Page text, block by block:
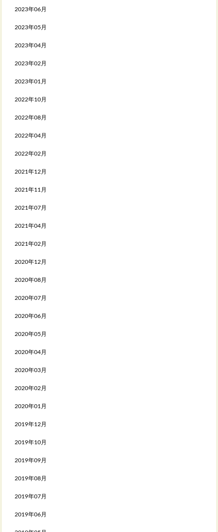
2023年06月
2023年05月
2023年04月
2023年02月
2023年01月
2022年10月
2022年08月
2022年04月
2022年02月
2021年12月
2021年11月
2021年07月
2021年04月
2021年02月
2020年12月
2020年08月
2020年07月
2020年06月
2020年05月
2020年04月
2020年03月
2020年02月
2020年01月
2019年12月
2019年10月
2019年09月
2019年08月
2019年07月
2019年06月